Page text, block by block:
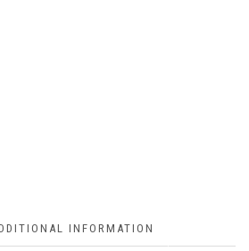
INFORMATION